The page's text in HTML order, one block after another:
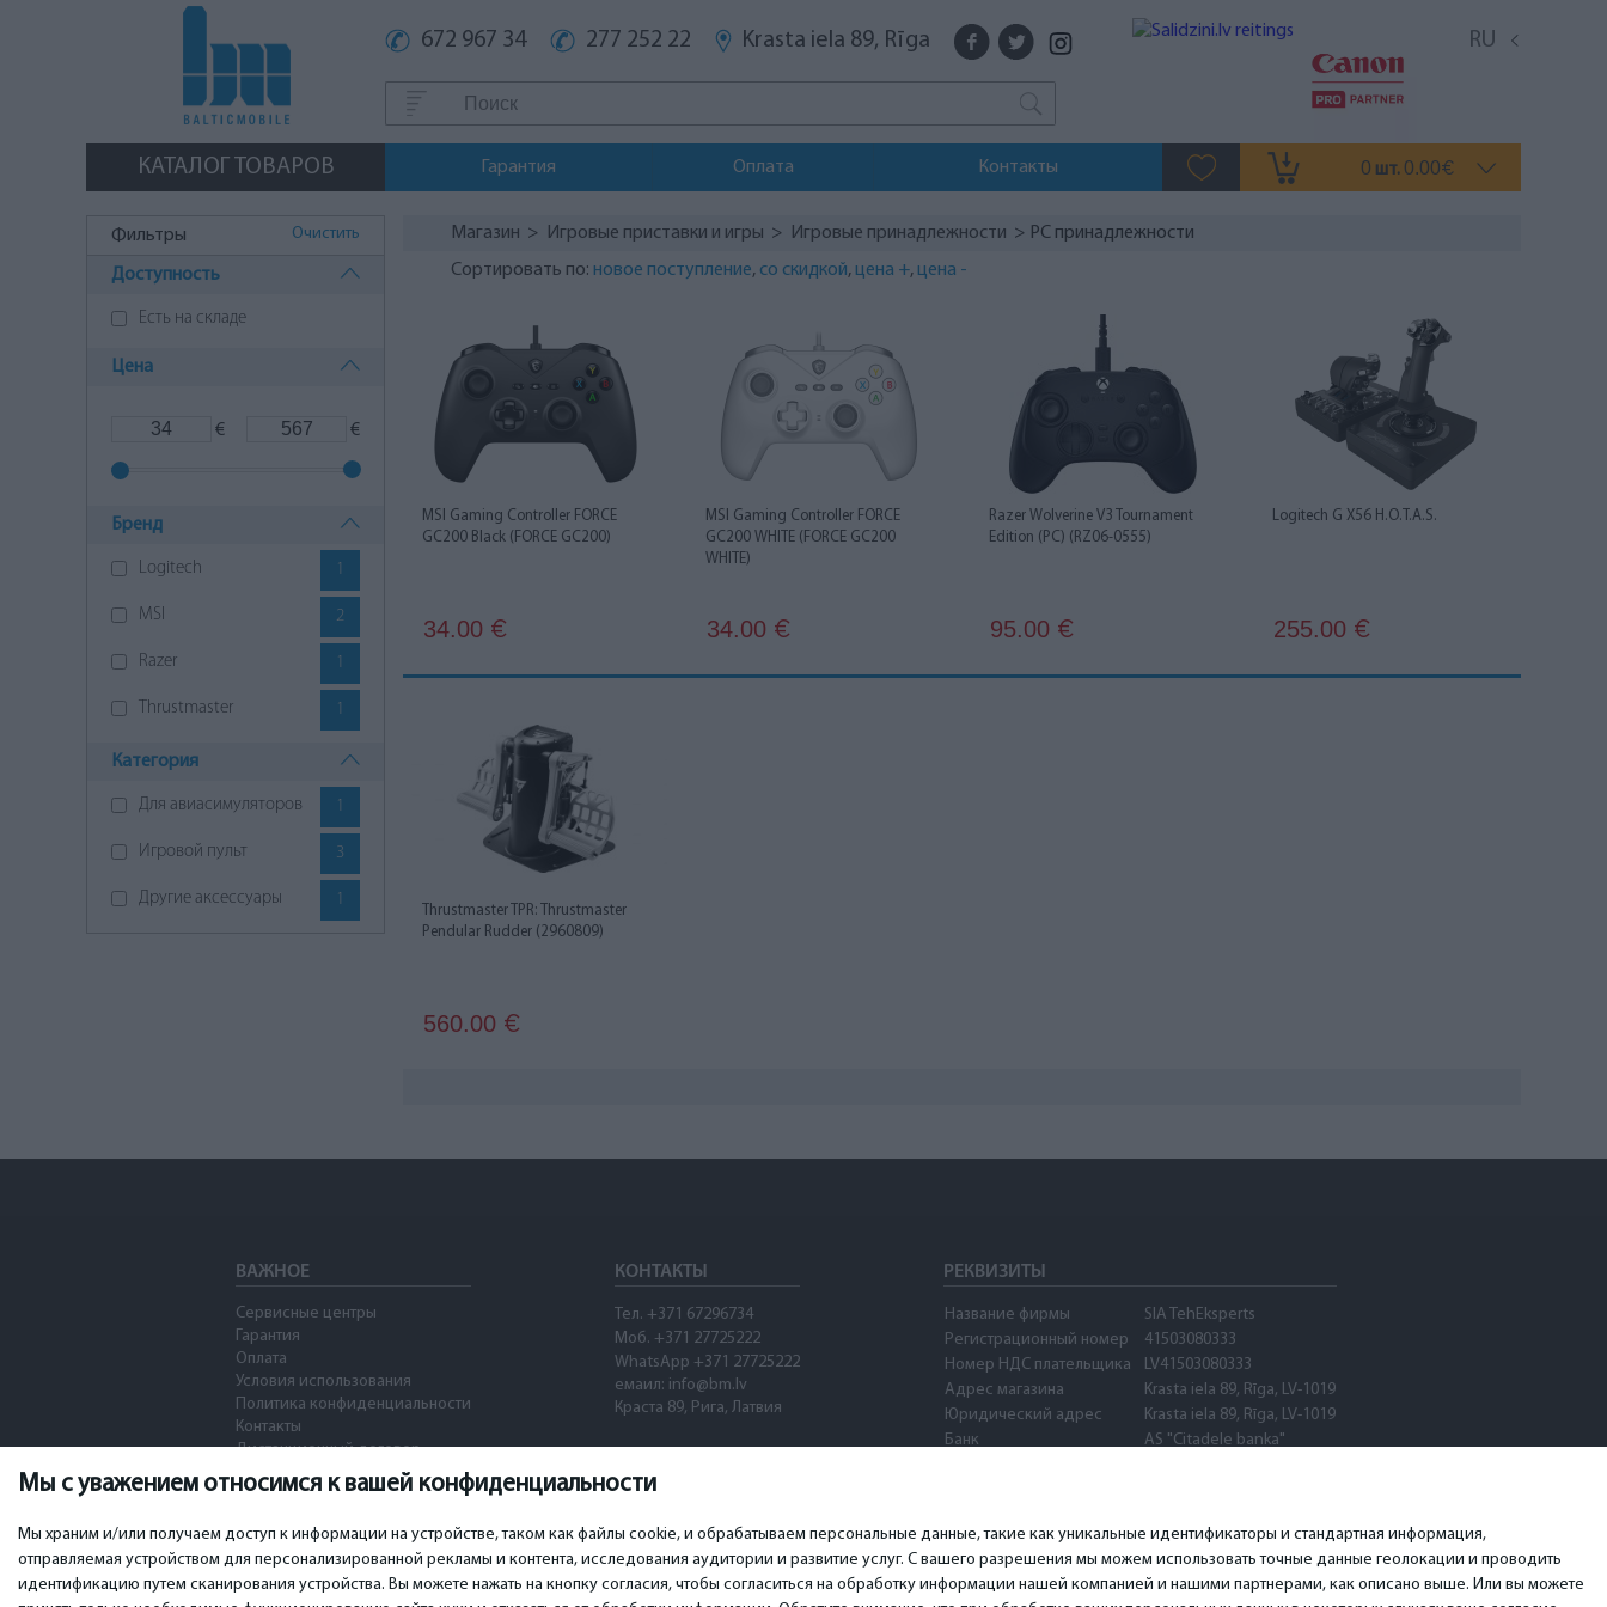
Мы с уважением относимся к вашей конфиденциальности
Мы храним и/или получаем доступ к информации на устройстве, таком как файлы cookie, и обрабатываем персональные данные, такие как уникальные идентификаторы и стандартная информация,
отправляемая устройством для персонализированной рекламы и контента, исследования аудитории и развитие услуг. С вашего разрешения мы можем использовать точные данные геолокации и проводить
идентификацию путем сканирования устройства. Вы можете нажать на кнопку согласия, чтобы согласиться на обработку информации нашей компанией и нашими партнерами, как описано выше. Или вы можете
672 967 34 277 252 22 Krasta iela 89, Rīga RU
КАТАЛОГ ТОВАРОВ Гарантия Оплата Контакты 0 шт. 0.00€
Фильтры Очистить
Доступность
Есть на складе
Цена
€ €
Бренд
Logitech 1
MSI 2
Razer 1
Thrustmaster 1
Категория
Для авиасимуляторов 1
Игровой пульт 3
Другие аксессуары 1
Магазин > Игровые приставки и игры > Игровые принадлежности > PC принадлежности
Сортировать по: новое поступление, со скидкой, цена +, цена -
MSI Gaming Controller FORCE
GC200 Black (FORCE GC200)
34.00 €
MSI Gaming Controller FORCE
GC200 WHITE (FORCE GC200
WHITE)
34.00 €
Razer Wolverine V3 Tournament
Edition (PC) (RZ06-0555)
95.00 €
Logitech G X56 H.O.T.A.S.
255.00 €
Thrustmaster TPR: Thrustmaster
Pendular Rudder (2960809)
560.00 €
ВАЖНОЕ
Сервисные центры
Гарантия
Оплата
Условия использования
Политика конфиденциальности
Контакты
Дистанционный договор
КОНТАКТЫ
Тел. +371 67296734
Моб. +371 27725222
WhatsApp +371 27725222
емаил: info@bm.lv
Краста 89, Рига, Латвия
РЕКВИЗИТЫ
Название фирмы
SIA TehEksperts
Регистрационный номер
41503080333
Номер НДС плательщика
LV41503080333
Адрес магазина
Krasta iela 89, Rīga, LV-1019
Юридический адрес
Krasta iela 89, Rīga, LV-1019
Банк
AS "Citadele banka"